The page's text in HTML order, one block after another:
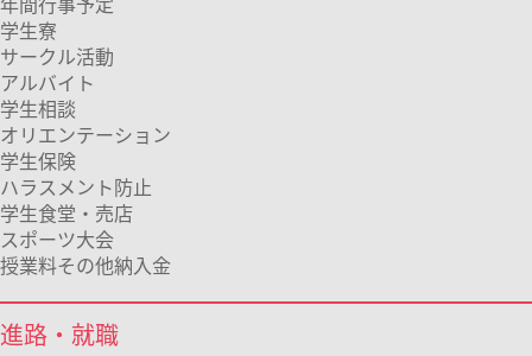
学生寮
サークル活動
アルバイト
学生相談
オリエンテーション
学生保険
ハラスメント防止
学生食堂・売店
スポーツ大会
授業料その他納入金
進路・就職